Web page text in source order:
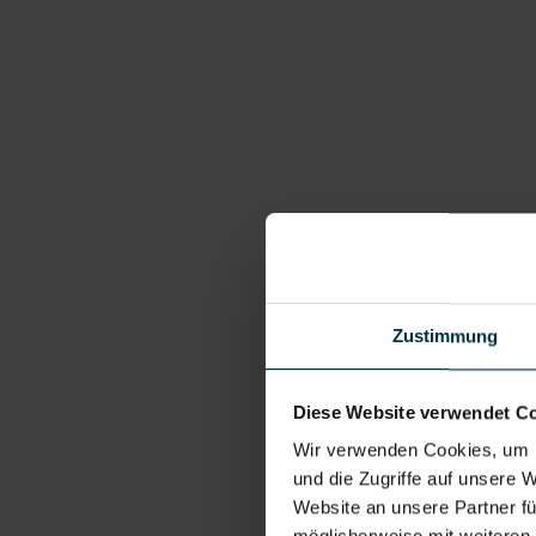
Zustimmung
Diese Website verwendet
Wir verwenden Cookies,
und die Zugriffe auf unsere
Website an unsere Partner